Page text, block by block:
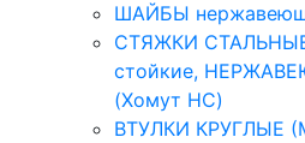
ШАЙБЫ
СТЯЖКИ
стойкие,
(Хомут НС)
ВТУЛКИ КРУГЛЫЕ